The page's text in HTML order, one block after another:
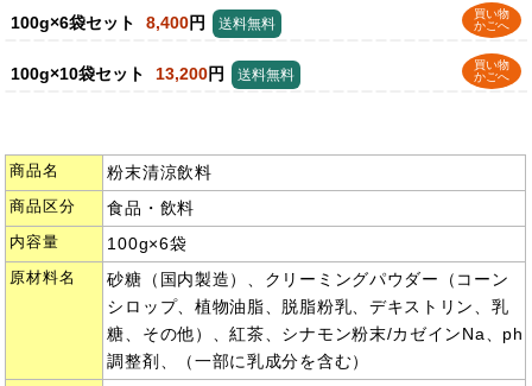
100g×6袋セット 8,400円
買い物
かごへ
送料無料
100g×10袋セット 13,200円
買い物
かごへ
送料無料
商品名 粉末清涼飲料
商品区分 食品・飲料
内容量 100g×6袋
原材料名
砂糖（国内製造）、クリーミングパウダー（コーン
シロップ、植物油脂、脱脂粉乳、デキストリン、乳
糖、その他）、紅茶、シナモン粉末/カゼインNa、ph
調整剤、（一部に乳成分を含む）